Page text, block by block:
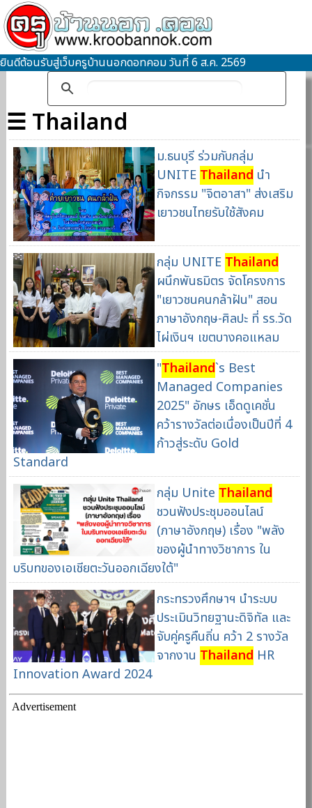
ยินดีต้อนรับสู่เว็บครูบ้านนอกดอทคอม วันที่ 6 ส.ค. 2569
☰ Thailand
ม.ธนบุรี ร่วมกับกลุ่ม
UNITE Thailand นำ
กิจกรรม "จิตอาสา" ส่งเสริม
เยาวชนไทยรับใช้สังคม
กลุ่ม UNITE Thailand
ผนึกพันธมิตร จัดโครงการ
"เยาวชนคนกล้าฝัน" สอน
ภาษาอังกฤษ-ศิลปะ ที่ รร.วัด
ไผ่เงินฯ เขตบางคอแหลม
"Thailand`s Best
Managed Companies
2025" อักษร เอ็ดดูเคชั่น
คว้ารางวัลต่อเนื่องเป็นปีที่ 4
ก้าวสู่ระดับ Gold
Standard
กลุ่ม Unite Thailand
ชวนฟังประชุมออนไลน์
(ภาษาอังกฤษ) เรื่อง "พลัง
ของผู้นำทางวิชาการ ใน
บริบทของเอเชียตะวันออกเฉียงใต้"
กระทรวงศึกษาฯ นำระบบ
ประเมินวิทยฐานะดิจิทัล และ
จับคู่ครูคืนถิ่น คว้า 2 รางวัล
จากงาน Thailand HR
Innovation Award 2024
Advertisement